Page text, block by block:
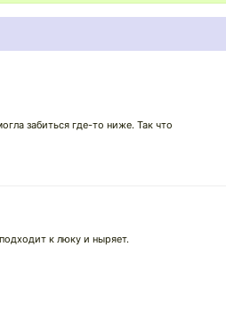
забиться где-то ниже. Так что
к люку и ныряет.